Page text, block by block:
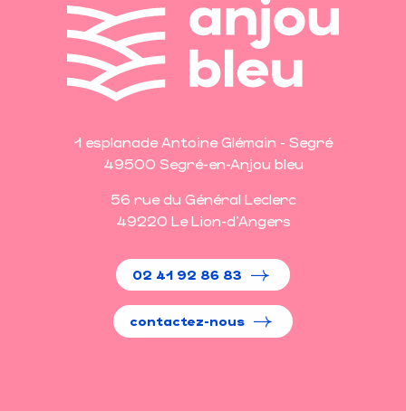
1 esplanade Antoine Glémain - Segré
49500 Segré-en-Anjou bleu
56 rue du Général Leclerc
49220 Le Lion-d'Angers
02 41 92 86 83
contactez-nous